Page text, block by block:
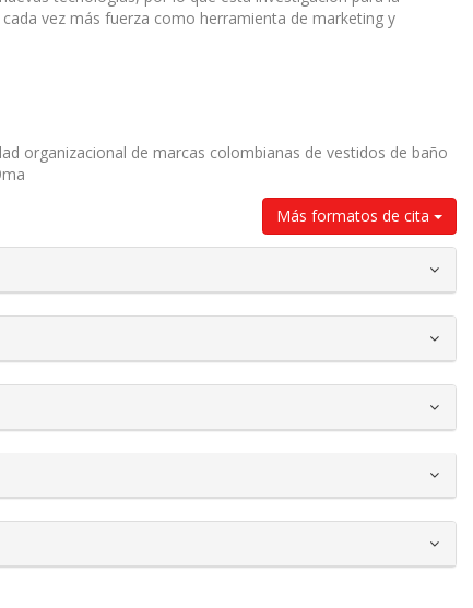
vez más fuerza como herramienta de marketing y
organizacional de marcas colombianas de vestidos de baño
Más formatos de cita